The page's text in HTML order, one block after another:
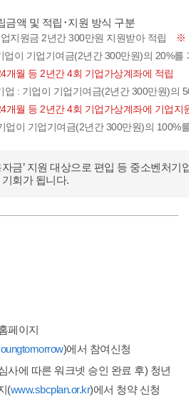
금액 및 적립･지원 방식 구분
지원금 2년간 300만원 지원받아 적립
※
업이 기업기여금(2년간 300만원)의 20%를
개월 등 2년간 4회 기업가상계좌에 적립
업 : 기업이 기업기여금(2년간 300만원)의
개월 등 2년간 4회 기업가상계좌에 기업지원
업이 기업기여금(2년간 300만원)의 100%
자금’ 지원 대상으로 편입 등 중소벤처기
회가 됩니다.
페이지
)에서 참여신청
사에 따른 워크넷 승인 완료 후) 청년
(www.sbcplan.or.kr)에서 청약 신청